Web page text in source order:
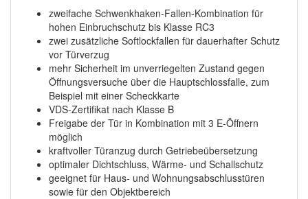
zweifache Schwenkhaken-Fallen-Kombination für
hohen Einbruchschutz bis Klasse RC3
zwei zusätzliche Softlockfallen für dauerhafter Schutz
vor Türverzug
mehr Sicherheit im unverriegelten Zustand gegen
Öffnungsversuche über die Hauptschlossfalle, zum
Beispiel mit einer Scheckkarte
VDS-Zertifikat nach Klasse B
Freigabe der Tür in Kombination mit 3 E-Öffnern
möglich
kraftvoller Türanzug durch Getriebeübersetzung
optimaler Dichtschluss, Wärme- und Schallschutz
geeignet für Haus- und Wohnungsabschlusstüren
sowie für den Objektbereich